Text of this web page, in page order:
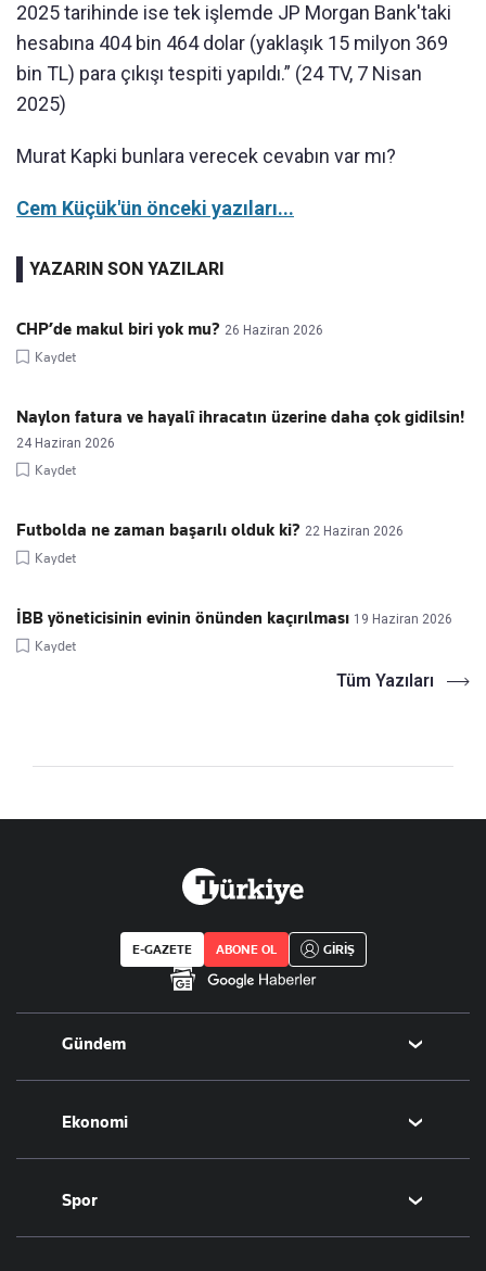
2025 tarihinde ise tek işlemde JP Morgan Bank'taki
hesabına 404 bin 464 dolar (yaklaşık 15 milyon 369
bin TL) para çıkışı tespiti yapıldı.” (24 TV, 7 Nisan
2025)
Murat Kapki bunlara verecek cevabın var mı?
Cem Küçük'ün önceki yazıları...
YAZARIN SON YAZILARI
CHP’de makul biri yok mu? 26 Haziran 2026
Kaydet
Naylon fatura ve hayalî ihracatın üzerine daha çok gidilsin!
24 Haziran 2026
Kaydet
Futbolda ne zaman başarılı olduk ki? 22 Haziran 2026
Kaydet
İBB yöneticisinin evinin önünden kaçırılması 19 Haziran 2026
Kaydet
Tüm Yazıları
E-GAZETE ABONE OL GİRİŞ
Gündem
Politika
Eğitim
Ekonomi
Borsa
Altın
Döviz
Spor
Futbol